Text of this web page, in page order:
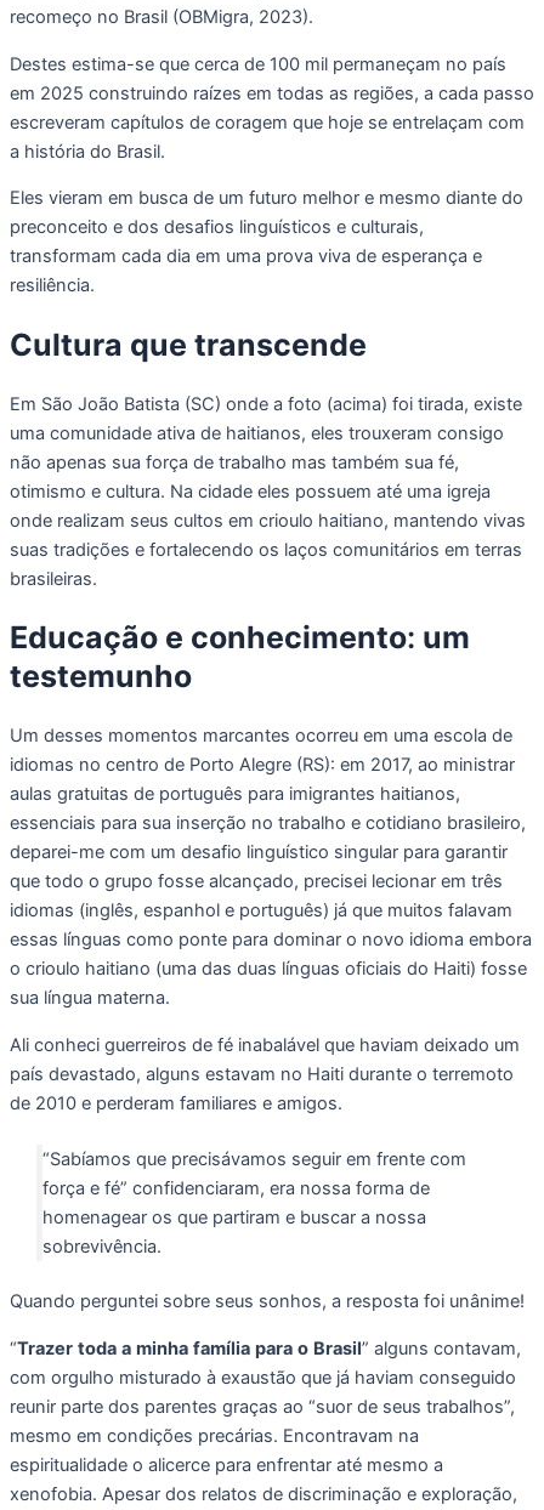
recomeço no Brasil (OBMigra, 2023).
Destes estima-se que cerca de 100 mil permaneçam no país
em 2025 construindo raízes em todas as regiões, a cada passo
escreveram capítulos de coragem que hoje se entrelaçam com
a história do Brasil.
Eles vieram em busca de um futuro melhor e mesmo diante do
preconceito e dos desafios linguísticos e culturais,
transformam cada dia em uma prova viva de esperança e
resiliência.
Cultura que transcende
Em São João Batista (SC) onde a foto (acima) foi tirada, existe
uma comunidade ativa de haitianos, eles trouxeram consigo
não apenas sua força de trabalho mas também sua fé,
otimismo e cultura. Na cidade eles possuem até uma igreja
onde realizam seus cultos em crioulo haitiano, mantendo vivas
suas tradições e fortalecendo os laços comunitários em terras
brasileiras.
Educação e conhecimento: um
testemunho
Um desses momentos marcantes ocorreu em uma escola de
idiomas no centro de Porto Alegre (RS): em 2017, ao ministrar
aulas gratuitas de português para imigrantes haitianos,
essenciais para sua inserção no trabalho e cotidiano brasileiro,
deparei-me com um desafio linguístico singular para garantir
que todo o grupo fosse alcançado, precisei lecionar em três
idiomas (inglês, espanhol e português) já que muitos falavam
essas línguas como ponte para dominar o novo idioma embora
o crioulo haitiano (uma das duas línguas oficiais do Haiti) fosse
sua língua materna.
Ali conheci guerreiros de fé inabalável que haviam deixado um
país devastado, alguns estavam no Haiti durante o terremoto
de 2010 e perderam familiares e amigos.
“Sabíamos que precisávamos seguir em frente com
força e fé” confidenciaram, era nossa forma de
homenagear os que partiram e buscar a nossa
sobrevivência.
Quando perguntei sobre seus sonhos, a resposta foi unânime!
“Trazer toda a minha família para o Brasil” alguns contavam,
com orgulho misturado à exaustão que já haviam conseguido
reunir parte dos parentes graças ao “suor de seus trabalhos”,
mesmo em condições precárias. Encontravam na
espiritualidade o alicerce para enfrentar até mesmo a
xenofobia. Apesar dos relatos de discriminação e exploração,